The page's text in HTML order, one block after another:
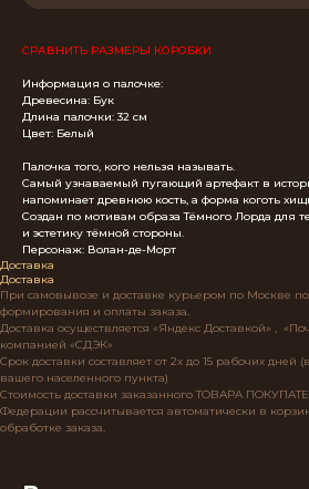
СРАВНИТЬ РАЗМЕРЫ КОРОБКИ
Информация о палочке:
Древесина: Бук
Длина палочки: 32 см
Цвет: Белый
Палочка того, кого нельзя называть.
Самый узнаваемый пугающий артефакт в
напоминает древнюю кость, а форма коготь
Создан по мотивам образа Тёмного Лорда для
и эстетику тёмной стороны.
Персонаж: Волан-де-Морт
Доставка
Доставка
При самовывозе и доставке курьером по Москве
формирования и оплаты заказа.
Доставка осуществляется «Яндекс Доставкой» ,
компанией «СДЭК»
Срок доставки составляет от 2х до 15 рабочих дней
вашего населенного пункта)
Стоимость доставки заказанного ТОВАРА
Федерации рассчитывается автоматически в
обработке заказа.